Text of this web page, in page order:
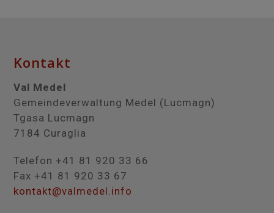
Kontakt
Val Medel
Gemeindeverwaltung Medel (Lucmagn)
Tgasa Lucmagn
7184 Curaglia
Telefon +41 81 920 33 66
Fax +41 81 920 33 67
kontakt@valmedel.info